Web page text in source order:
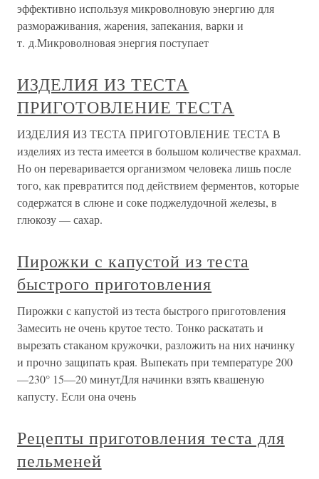
эффективно используя микроволновую энергию для
размораживания, жарения, запекания, варки и
т. д.Микроволновая энергия поступает
ИЗДЕЛИЯ ИЗ ТЕСТА
ПРИГОТОВЛЕНИЕ ТЕСТА
ИЗДЕЛИЯ ИЗ ТЕСТА ПРИГОТОВЛЕНИЕ ТЕСТА В
изделиях из теста имеется в большом количестве крахмал.
Но он переваривается организмом человека лишь после
того, как превратится под действием ферментов, которые
содержатся в слюне и соке поджелудочной железы, в
глюкозу — сахар.
Пирожки с капустой из теста
быстрого приготовления
Пирожки с капустой из теста быстрого приготовления
Замесить не очень крутое тесто. Тонко раскатать и
вырезать стаканом кружочки, разложить на них начинку
и прочно защипать края. Выпекать при температуре 200
—230° 15—20 минутДля начинки взять квашеную
капусту. Если она очень
Рецепты приготовления теста для
пельменей